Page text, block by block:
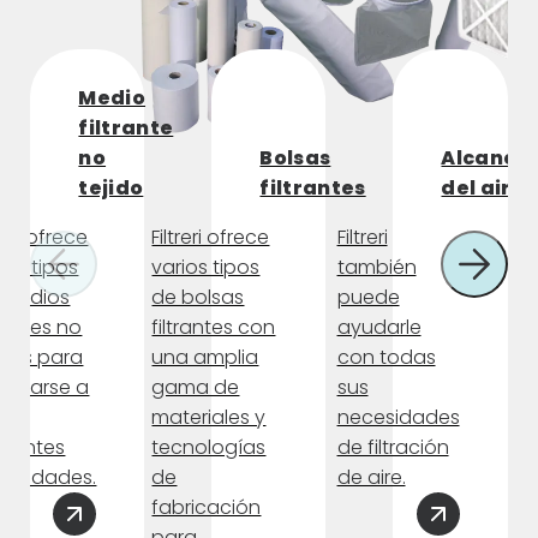
Medio
filtrante
no
tejido
ofrece
tipos
no
para
a
Bolsas
filtrantes
Filtreri ofrece
varios tipos
de bolsas
filtrantes con
una amplia
gama de
materiales y
tecnologías
de
fabricación
Alcance
del aire
Filtreri
también
puede
ayudarle
con todas
sus
necesidades
de filtración
de aire.